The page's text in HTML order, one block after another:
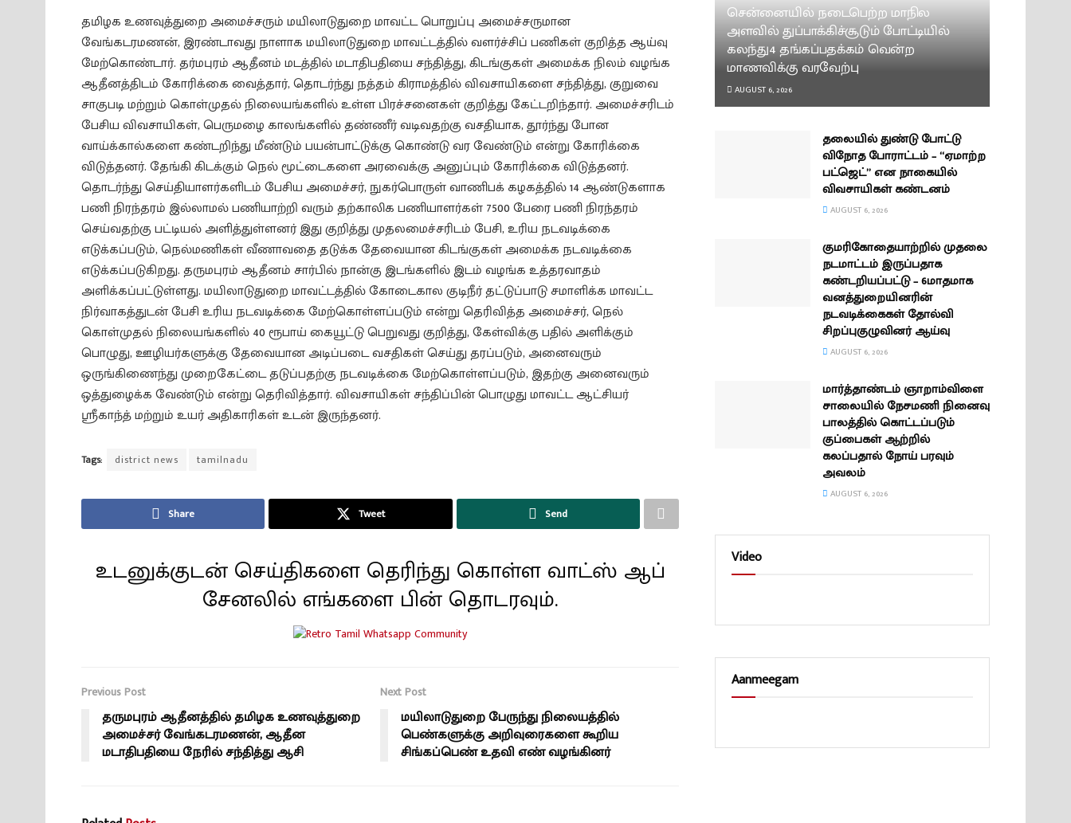
தமிழக உணவுத்துறை அமைச்சரும் மயிலாடுதுறை மாவட்ட பொறுப்பு அமைச்சருமான
வேங்கடரமணன், இரண்டாவது நாளாக மயிலாடுதுறை மாவட்டத்தில் வளர்ச்சிப் பணிகள் குறித்த ஆய்வு
மேற்கொண்டார். தர்மபுரம் ஆதீனம் மடத்தில் மடாதிபதியை சந்தித்து, கிடங்குகள் அமைக்க நிலம் வழங்க
ஆதீனத்திடம் கோரிக்கை வைத்தார், தொடர்ந்து நத்தம் கிராமத்தில் விவசாயிகளை சந்தித்து, குறுவை
சாகுபடி மற்றும் கொள்முதல் நிலையங்களில் உள்ள பிரச்சனைகள் குறித்து கேட்டறிந்தார். அமைச்சரிடம்
பேசிய விவசாயிகள், பெருமழை காலங்களில் தண்ணீர் வடிவதற்கு வசதியாக, தூர்ந்து போன
வாய்க்கால்களை கண்டறிந்து மீண்டும் பயன்பாட்டுக்கு கொண்டு வர வேண்டும் என்று கோரிக்கை
விடுத்தனர். தேங்கி கிடக்கும் நெல் மூட்டைகளை அரவைக்கு அனுப்பும் கோரிக்கை விடுத்தனர்.
தொடர்ந்து செய்தியாளர்களிடம் பேசிய அமைச்சர், நுகர்பொருள் வாணிபக் கழகத்தில் 14 ஆண்டுகளாக
பணி நிரந்தரம் இல்லாமல் பணியாற்றி வரும் தற்காலிக பணியாளர்கள் 7500 பேரை பணி நிரந்தரம்
செய்வதற்கு பட்டியல் அளித்துள்ளனர் இது குறித்து முதலமைச்சரிடம் பேசி, உரிய நடவடிக்கை
எடுக்கப்படும், நெல்மணிகள் வீணாவதை தடுக்க தேவையான கிடங்குகள் அமைக்க நடவடிக்கை
எடுக்கப்படுகிறது. தருமபுரம் ஆதீனம் சார்பில் நான்கு இடங்களில் இடம் வழங்க உத்தரவாதம்
அளிக்கப்பட்டுள்ளது. மயிலாடுதுறை மாவட்டத்தில் கோடைகால குடிநீர் தட்டுப்பாடு சமாளிக்க மாவட்ட
நிர்வாகத்துடன் பேசி உரிய நடவடிக்கை மேற்கொள்ளப்படும் என்று தெரிவித்த அமைச்சர், நெல்
கொள்முதல் நிலையங்களில் 40 ரூபாய் கையூட்டு பெறுவது குறித்து, கேள்விக்கு பதில் அளிக்கும்
பொழுது, ஊழியர்களுக்கு தேவையான அடிப்படை வசதிகள் செய்து தரப்படும், அனைவரும்
ஒருங்கிணைந்து முறைகேட்டை தடுப்பதற்கு நடவடிக்கை மேற்கொள்ளப்படும், இதற்கு அனைவரும்
ஒத்துழைக்க வேண்டும் என்று தெரிவித்தார். விவசாயிகள் சந்திப்பின் பொழுது மாவட்ட ஆட்சியர்
ஸ்ரீகாந்த் மற்றும் உயர் அதிகாரிகள் உடன் இருந்தனர்.
Tags: district news tamilnadu
Share Tweet Send
உடனுக்குடன் செய்திகளை தெரிந்து கொள்ள வாட்ஸ் ஆப்
சேனலில் எங்களை பின் தொடரவும்.
Previous Post
தருமபுரம் ஆதீனத்தில் தமிழக உணவுத்துறை
அமைச்சர் வேங்கடரமணன், ஆதீன
மடாதிபதியை நேரில் சந்தித்து ஆசி
Next Post
மயிலாடுதுறை பேருந்து நிலையத்தில்
பெண்களுக்கு அறிவுரைகளை கூறிய
சிங்கப்பெண் உதவி எண் வழங்கினர்
சென்னையில் நடைபெற்ற மாநில
அளவில் துப்பாக்கிச்சூடும் போட்டியில்
கலந்து4 தங்கப்பதக்கம் வென்ற
மாணவிக்கு வரவேற்பு
AUGUST 6, 2026
தலையில் துண்டு போட்டு
விநோத போராட்டம் – “ஏமாற்ற
பட்ஜெட்” என நாகையில்
விவசாயிகள் கண்டனம்
AUGUST 6, 2026
குமரிகோதையாற்றில் முதலை
நடமாட்டம் இருப்பதாக
கண்டறியப்பட்டு – 6மாதமாக
வனத்துறையினரின்
நடவடிக்கைகள் தோல்வி
சிறப்புகுழுவினர் ஆய்வு
AUGUST 6, 2026
மார்த்தாண்டம் ஞாறாம்விளை
சாலையில் நேசமணி நினைவு
பாலத்தில் கொட்டப்படும்
குப்பைகள் ஆற்றில்
கலப்பதால் நோய் பரவும்
அவலம்
AUGUST 6, 2026
Video
Aanmeegam